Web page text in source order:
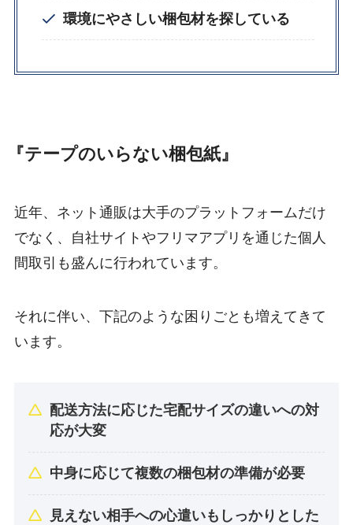
環境にやさしい梱包材を探している
『テープのいらない梱包紙』
近年、ネット通販は大手のプラットフォームだけ
でなく、自社サイトやフリマアプリを通じた個人
間取引も盛んに行われています。
それに伴い、下記のような困りごとも増えてきて
います。
配送方法に応じた宅配サイズの違いへの対
応が大変
中身に応じて複数の梱包材の準備が必要
見えない相手への心遣いもしっかりとした